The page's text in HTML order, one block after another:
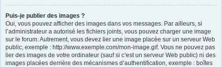
Puis-je publier des images ?
Oui, vous pouvez afficher des images dans vos messages. Par ailleurs, si
l’administrateur a autorisé les fichiers joints, vous pouvez charger une image
sur le forum. Autrement, vous devez lier une image placée sur un serveur Web
public, exemple : http://www.exemple.com/mon-image.gif. Vous ne pouvez pas
lier des images de votre ordinateur (sauf si c’est un serveur Web public) ni des
images placées derrière des mécanismes d’authentification, exemple : boîtes